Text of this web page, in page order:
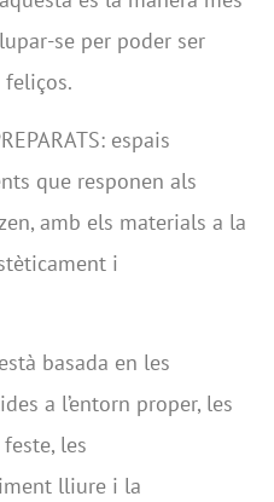
se per poder ser
espais
que responen als
amb els materials a la
i
basada en les
a l’entorn proper, les
les
lliure i la